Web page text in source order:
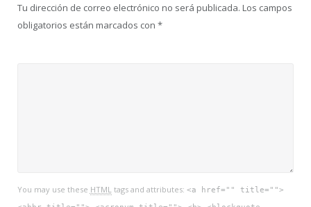
Tu dirección de correo electrónico no será publicada. Los campos
obligatorios están marcados con *
You may use these HTMLtags and attributes: <a href="" title="">